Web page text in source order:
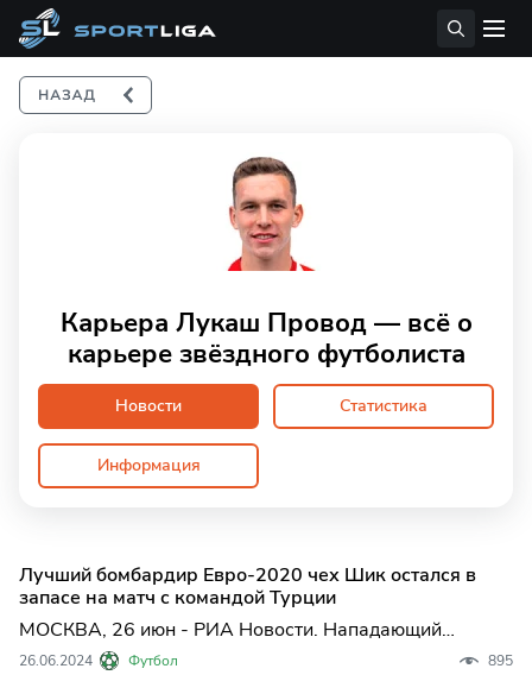
Карьера Лукаш Провод — всё о
карьере звёздного футболиста
Новости Статистика
Информация
Лучший бомбардир Евро-2020 чех Шик остался в
запасе на матч с командой Турции
МОСКВА, 26 июн - РИА Новости. Нападающий
сборной Чехии и леверкузенского "Байера" Патрик
26.06.2024 Футбол 895